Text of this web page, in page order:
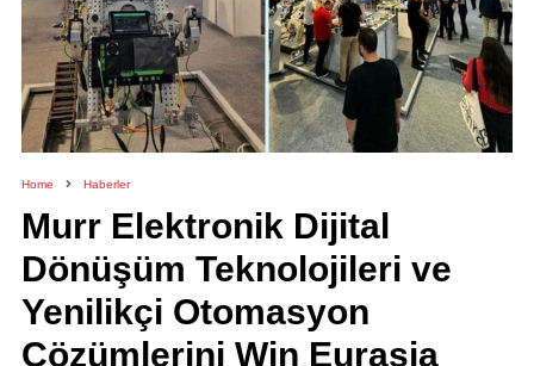
Home Haberler
Murr Elektronik Dijital
Dönüşüm Teknolojileri ve
Yenilikçi Otomasyon
Çözümlerini Win Eurasia